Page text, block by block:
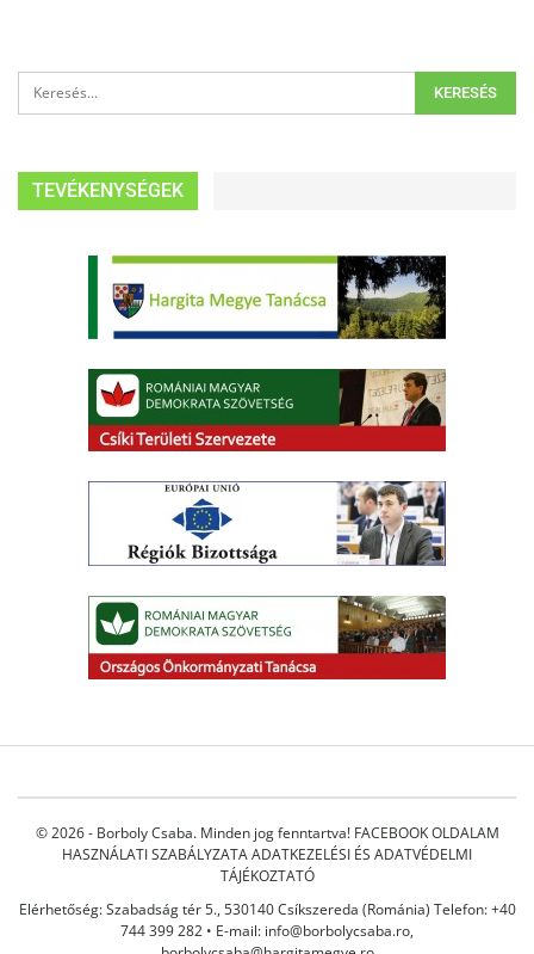
TEVÉKENYSÉGEK
© 2026 - Borboly Csaba. Minden jog fenntartva! FACEBOOK OLDALAM
HASZNÁLATI SZABÁLYZATAADATKEZELÉSI ÉS ADATVÉDELMI
TÁJÉKOZTATÓ
Elérhetőség: Szabadság tér 5., 530140 Csíkszereda (Románia) Telefon: +40
744 399 282 • E-mail: info@borbolycsaba.ro,